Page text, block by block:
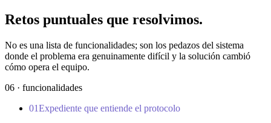
Retos puntuales que resolvimos.
No es una lista de funcionalidades; son los pedazos del sistema
donde el problema era genuinamente difícil y la solución cambió
cómo opera el equipo.
06 · funcionalidades
01Expediente que entiende el protocolo